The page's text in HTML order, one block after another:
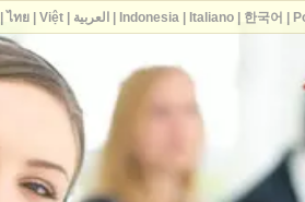
ไทย| Việt| العربية Indonesia| Italiano| 한국어